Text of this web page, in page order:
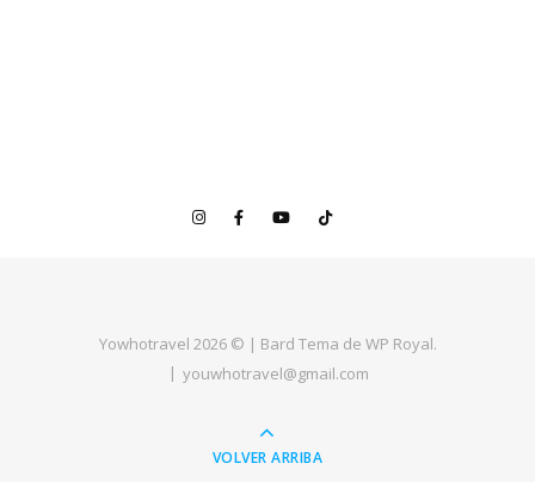
Yowhotravel 2026 © | Bard Tema de WP Royal.
youwhotravel@gmail.com
VOLVER ARRIBA